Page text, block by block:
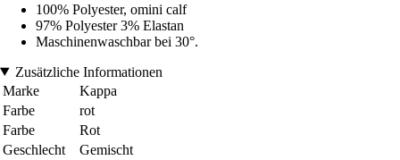
100% Polyester, omini calf
97% Polyester 3% Elastan
Maschinenwaschbar bei 30°.
Zusätzliche Informationen
Marke
Kappa
Farbe
rot
Farbe
Rot
Geschlecht
Gemischt